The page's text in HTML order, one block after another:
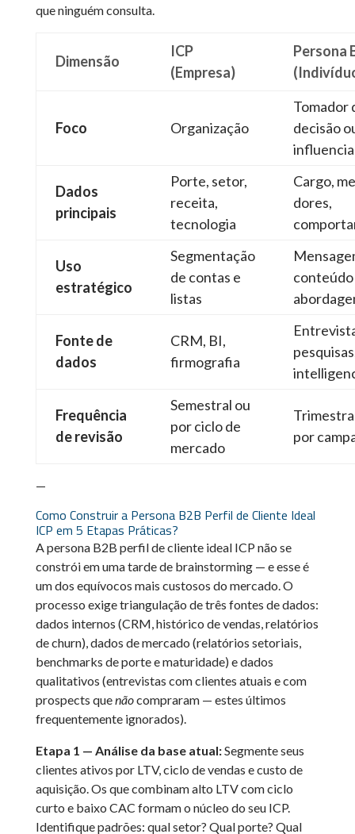
que ninguém consulta.
Dimensão
ICP
(Empresa)
Persona
Foco Organização
Tomador
decisão
Dados
principais
Porte, setor,
receita,
tecnologia
Cargo,
dores,
Uso
estratégico
Segmentação
de contas e
listas
conteúdo
Fonte de
dados
CRM, BI,
firmografia
Frequência
de revisão
Semestral ou
por ciclo de
mercado
por
—
Como Construir a Persona B2B Perfil de Cliente Ideal
ICP em 5 Etapas Práticas?
A persona B2B perfil de cliente ideal ICP não se
constrói em uma tarde de brainstorming — e esse é
um dos equívocos mais custosos do mercado. O
processo exige triangulação de três fontes de dados:
dados internos (CRM, histórico de vendas, relatórios
de churn), dados de mercado (relatórios setoriais,
benchmarks de porte e maturidade) e dados
qualitativos (entrevistas com clientes atuais e com
prospects quenãocompraram — estes últimos
frequentemente ignorados).
Etapa 1 — Análise da base atual:Segmente seus
clientes ativos por LTV, ciclo de vendas e custo de
aquisição. Os que combinam alto LTV com ciclo
curto e baixo CAC formam o núcleo do seu ICP.
Identifique padrões: qual setor? Qual porte? Qual